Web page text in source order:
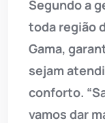
Segundo a
toda região
Gama,
sejam
conforto.
vamos dar